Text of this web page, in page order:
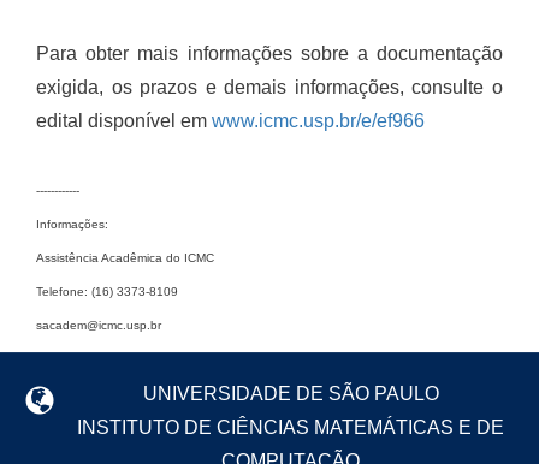
Para obter mais informações sobre a documentação
exigida, os prazos e demais informações, consulte o
edital disponível em www.icmc.usp.br/e/ef966
------------
Informações:
Assistência Acadêmica do ICMC
Telefone: (16) 3373-8109
sacadem@icmc.usp.br
UNIVERSIDADE DE SÃO PAULO
INSTITUTO DE CIÊNCIAS MATEMÁTICAS E DE